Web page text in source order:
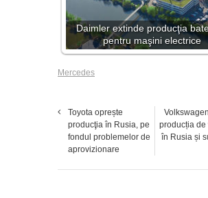
Daimler extinde producţia
pentru maşini electrice
Mercedes
Toyota oprește
producţia în Rusia, pe
fondul problemelor de
aprovizionare
producția de
în Rusia și